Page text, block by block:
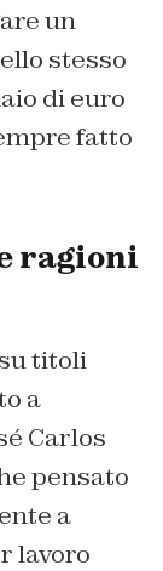
un
stesso
di euro
fatto
ragioni
titoli
a
Carlos
pensato
a
lavoro